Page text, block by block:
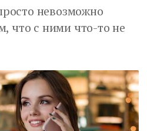
невозможно
что с ними что-то не